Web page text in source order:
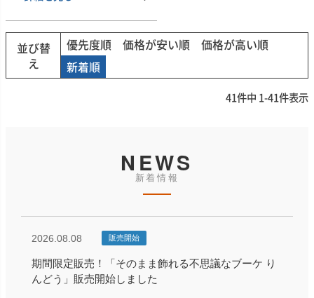
並び替
え
優先度順 価格が安い順
価格が高い順
新着順
41件中 1-41件表示